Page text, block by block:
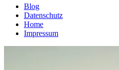
Blog
Datenschutz
Home
Impressum